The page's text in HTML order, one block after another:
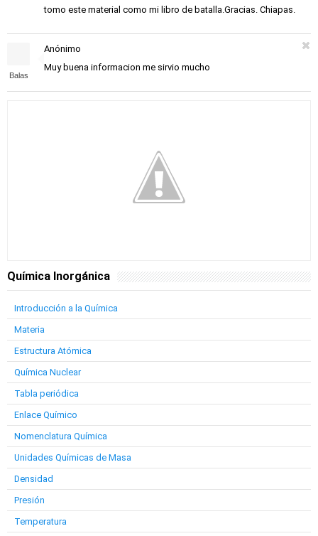
tomo este material como mi libro de batalla.Gracias. Chiapas.
Balas
Anónimo
Muy buena informacion me sirvio mucho
Química Inorgánica
Introducción a la Química
Materia
Estructura Atómica
Química Nuclear
Tabla periódica
Enlace Químico
Nomenclatura Química
Unidades Químicas de Masa
Densidad
Presión
Temperatura